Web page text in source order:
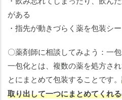
がある
・指先が動きづらく薬を包装シ
〇薬剤師に相談してみよう：一包
一包化とは、複数の薬を処方さ
とにまとめて包装することです。
取り出して一つにまとめてくれる